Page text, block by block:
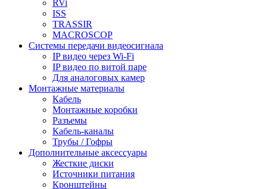
RVi
ISS
TRASSIR
MACROSCOP
Системы передачи видеосигнала
IP видео через Wi-Fi
IP видео по витой паре
Для аналоговых камер
Монтажные материалы
Кабель
Монтажные коробки
Разъемы
Кабель-каналы
Трубы / Гофры
Дополнительные аксессуары
Жесткие диски
Источники питания
Кронштейны